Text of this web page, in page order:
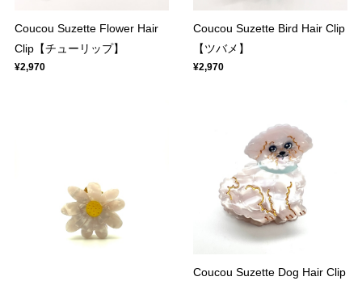
Coucou Suzette Flower Hair
Clip【チューリップ】
¥2,970
Coucou Suzette Bird Hair Clip
【ツバメ】
¥2,970
Coucou Suzette Dog Hair Clip